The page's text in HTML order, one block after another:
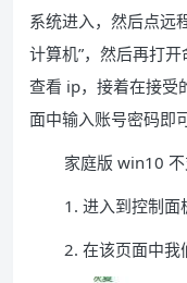
系统进入，然后点远
计算机”，然后再打
查看 ip，接着在接受
面中输入账号密码即
家庭版 win10 不
1. 进入到控制面
2. 在该页面中我